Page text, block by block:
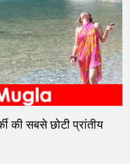
की सबसे छोटी प्रांतीय